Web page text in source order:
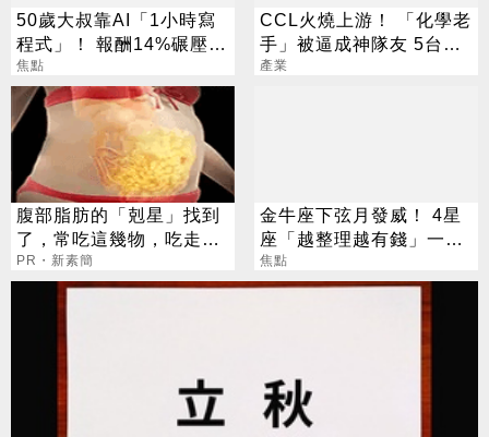
50歲大叔靠AI「1小時寫
程式」！ 報酬14%碾壓標
普 直接辭職去炒股
焦點
CCL火燒上游！ 「化學老
手」被逼成神隊友 5台廠
默默發財
產業
腹部脂肪的「剋星」找到
了，常吃這幾物，吃走大
肚囊，瘦出小蠻腰
PR・新素簡
金牛座下弦月發威！ 4星
座「越整理越有錢」一路
旺運到10月
焦點